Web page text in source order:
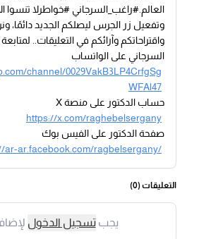
العالم.#راغب_السرجاني #خواطرلا تنسوا
وتفعيل زر الجرس ليصلكم الجديد دائمًا،
واقتراحاتكم وآرائكم في التعليقات..
السرجاني على الواتساب
channel/0029VakB3LP4CrfgSg
WFAl47
حساب الدكتور على منصة X
https://x.com/raghebelsergany
صفحة الدكتور على الفيس بوك
ar-ar.facebook.com/ragbelsergany/
التعليقات (0
)
يجبتسجيل الدخول